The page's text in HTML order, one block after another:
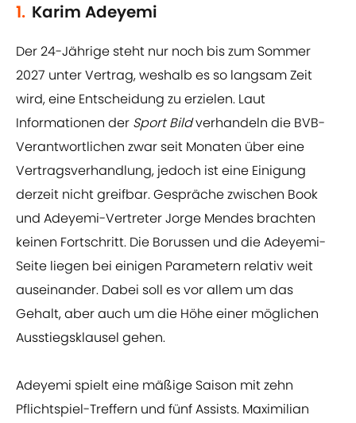
1. Karim Adeyemi
Der 24-Jährige steht nur noch bis zum Sommer
2027 unter Vertrag, weshalb es so langsam Zeit
wird, eine Entscheidung zu erzielen. Laut
Informationen der Sport Bildverhandeln die BVB-
Verantwortlichen zwar seit Monaten über eine
Vertragsverhandlung, jedoch ist eine Einigung
derzeit nicht greifbar. Gespräche zwischen Book
und Adeyemi-Vertreter Jorge Mendes brachten
keinen Fortschritt. Die Borussen und die Adeyemi-
Seite liegen bei einigen Parametern relativ weit
auseinander. Dabei soll es vor allem um das
Gehalt, aber auch um die Höhe einer möglichen
Ausstiegsklausel gehen.
Adeyemi spielt eine mäßige Saison mit zehn
Pflichtspiel-Treffern und fünf Assists. Maximilian